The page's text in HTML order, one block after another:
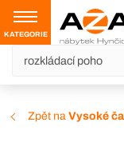
KATEGORIE
Zpět na Vysoké